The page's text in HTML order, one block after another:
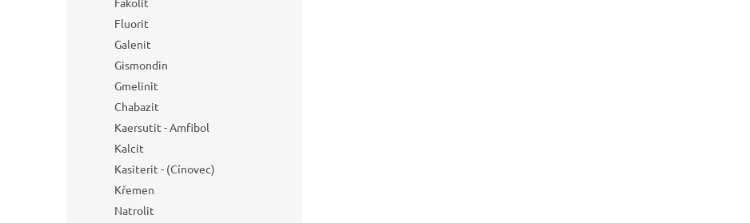
Fluorit
Galenit
Gismondin
Gmelinit
Chabazit
Kaersutit - Amfibol
Kalcit
Kasiterit - (Cínovec)
Křemen
Natrolit